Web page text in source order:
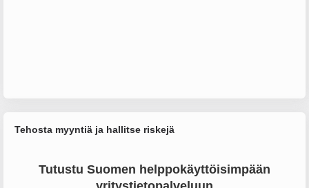
Tehosta myyntiä ja hallitse riskejä
Tutustu Suomen helppokäyttöisimpään